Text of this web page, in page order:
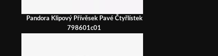
Pandora Klipový Přívěsek Pavé Čtyřlístek
798601c01